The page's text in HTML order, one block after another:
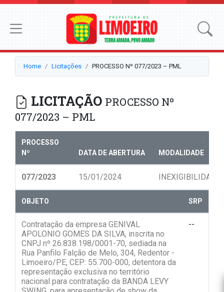
Home Licitações PROCESSO Nº 077/2023 – PML
LICITAÇÃO PROCESSO Nº
077/2023 – PML
PROCESSO
Nº
DATA DE ABERTURA MODALIDADE
077/2023 15/01/2024 INEXIGIBILIDADE
OBJETO SRP
Contratação da empresa GENIVAL
APOLONIO GOMES DA SILVA, inscrita no
CNPJ nº 26.838.198/0001-70, sediada na
Rua Panfilo Falção de Melo, 304, Redentor -
Limoeiro/PE, CEP: 55.700-000, detentora da
representação exclusiva no território
nacional para contratação da BANDA LEVY
--